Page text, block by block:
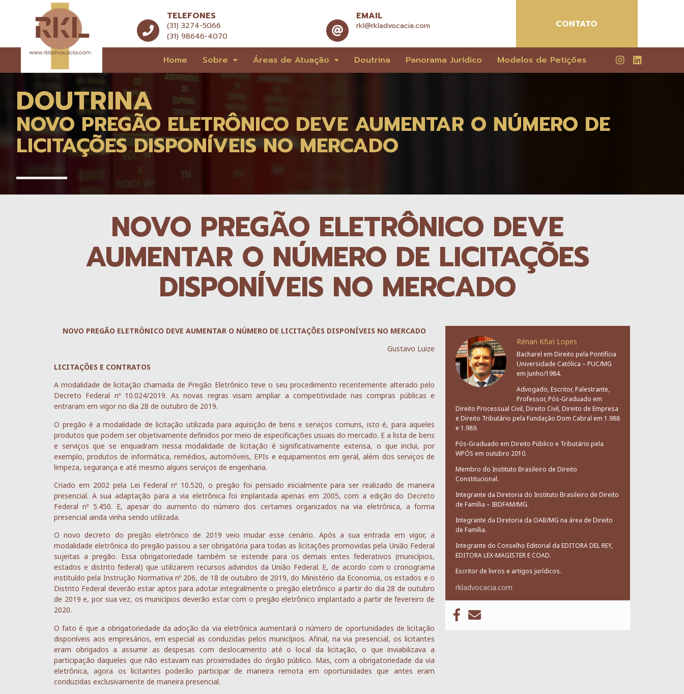
TELEFONES
(31) 3274-5066
(31) 98646-4070
EMAIL
rkl@rkladvocacia.com CONTATO
Home Sobre Áreas de Atuação Doutrina Panorama Jurídico Modelos de Petições
DOUTRINA
NOVO PREGÃO ELETRÔNICO DEVE AUMENTAR O NÚMERO DE
LICITAÇÕES DISPONÍVEIS NO MERCADO
NOVO PREGÃO ELETRÔNICO DEVE
AUMENTAR O NÚMERO DE LICITAÇÕES
DISPONÍVEIS NO MERCADO
NOVO PREGÃO ELETRÔNICO DEVE AUMENTAR O NÚMERO DE LICITAÇÕES DISPONÍVEIS NO MERCADO
Gustavo Luize
LICITAÇÕES E CONTRATOS
A modalidade de licitação chamada de Pregão Eletrônico teve o seu procedimento recentemente alterado pelo
Decreto Federal nº 10.024/2019. As novas regras visam ampliar a competitividade nas compras públicas e
entraram em vigor no dia 28 de outubro de 2019.
O pregão é a modalidade de licitação utilizada para aquisição de bens e serviços comuns, isto é, para aqueles
produtos que podem ser objetivamente definidos por meio de especificações usuais do mercado. E a lista de bens
e serviços que se enquadram nessa modalidade de licitação é significativamente extensa, o que inclui, por
exemplo, produtos de informática, remédios, automóveis, EPIs e equipamentos em geral, além dos serviços de
limpeza, segurança e até mesmo alguns serviços de engenharia.
Criado em 2002 pela Lei Federal nº 10.520, o pregão foi pensado inicialmente para ser realizado de maneira
presencial. A sua adaptação para a via eletrônica foi implantada apenas em 2005, com a edição do Decreto
Federal nº 5.450. E, apesar do aumento do número dos certames organizados na via eletrônica, a forma
presencial ainda vinha sendo utilizada.
O novo decreto do pregão eletrônico de 2019 veio mudar esse cenário. Após a sua entrada em vigor, a
modalidade eletrônica do pregão passou a ser obrigatória para todas as licitações promovidas pela União Federal
sujeitas a pregão. Essa obrigatoriedade também se estende para os demais entes federativos (municípios,
estados e distrito federal) que utilizarem recursos advindos da União Federal. E, de acordo com o cronograma
instituído pela Instrução Normativa nº 206, de 18 de outubro de 2019, do Ministério da Economia, os estados e o
Distrito Federal deverão estar aptos para adotar integralmente o pregão eletrônico a partir do dia 28 de outubro
de 2019 e, por sua vez, os municípios deverão estar com o pregão eletrônico implantado a partir de fevereiro de
2020.
O fato é que a obrigatoriedade da adoção da via eletrônica aumentará o número de oportunidades de licitação
disponíveis aos empresários, em especial as conduzidas pelos municípios. Afinal, na via presencial, os licitantes
eram obrigados a assumir as despesas com deslocamento até o local da licitação, o que inviabilizava a
participação daqueles que não estavam nas proximidades do órgão público. Mas, com a obrigatoriedade da via
eletrônica, agora os licitantes poderão participar de maneira remota em oportunidades que antes eram
conduzidas exclusivamente de maneira presencial.
Rénan Kfuri Lopes
Bacharel em Direito pela Pontifícia
Universidade Católica – PUC/MG
em Junho/1984.
Advogado, Escritor, Palestrante,
Professor, Pós-Graduado em
Direito Processual Civil, Direito Civil, Direito de Empresa
e Direito Tributário pela Fundação Dom Cabral em 1.988
e 1.989.
Pós-Graduado em Direito Público e Tributário pela
WPÓS em outubro 2010.
Membro do Instituto Brasileiro de Direito
Constitucional.
Integrante da Diretoria do Instituto Brasileiro de Direito
de Família – IBDFAM/MG.
Integrante da Diretoria da OAB/MG na área de Direito
de Família.
Integrante do Conselho Editorial da EDITORA DEL REY,
EDITORA LEX-MAGISTER E COAD.
Escritor de livros e artigos jurídicos.
rkladvocacia.com